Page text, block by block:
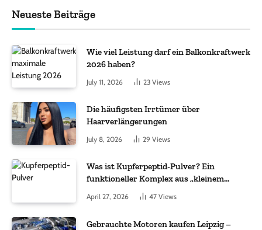
Neueste Beiträge
Wie viel Leistung darf ein Balkonkraftwerk
2026 haben?
July 11, 2026 23 Views
Die häufigsten Irrtümer über
Haarverlängerungen
July 8, 2026 29 Views
Was ist Kupferpeptid-Pulver? Ein
funktioneller Komplex aus „kleinem
Molekül + Metall“
April 27, 2026 47 Views
Gebrauchte Motoren kaufen Leipzig –